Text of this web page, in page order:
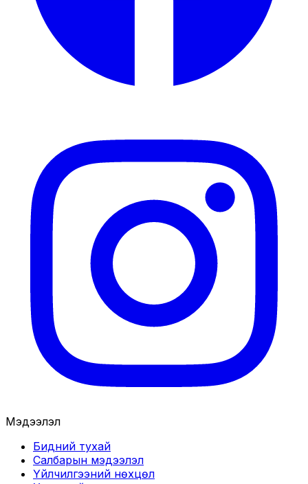
Мэдээлэл
Бидний тухай
Салбарын мэдээлэл
Үйлчилгээний нөхцөл